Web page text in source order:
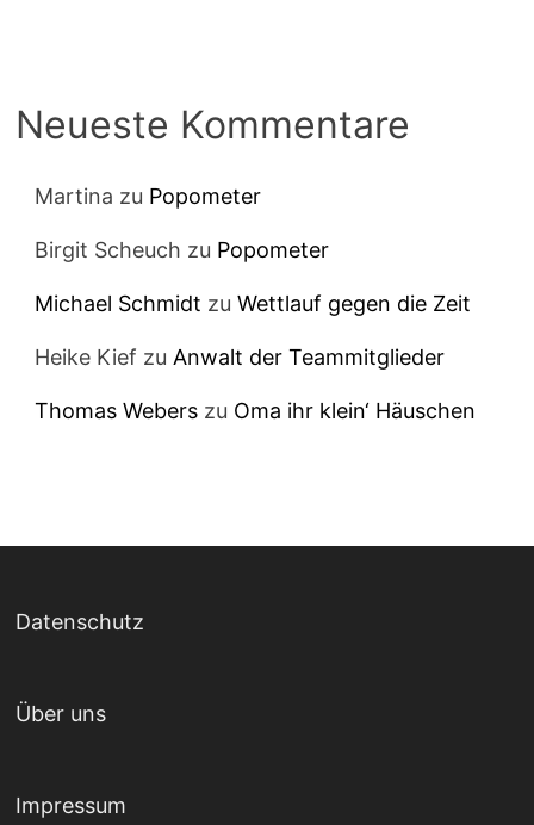
Neueste Kommentare
Martina zu Popometer
Birgit Scheuch zu Popometer
Michael Schmidt zuWettlauf gegen die Zeit
Heike Kief zu Anwalt der Teammitglieder
Thomas Webers zu Oma ihr klein‘ Häuschen
Datenschutz
Über uns
Impressum